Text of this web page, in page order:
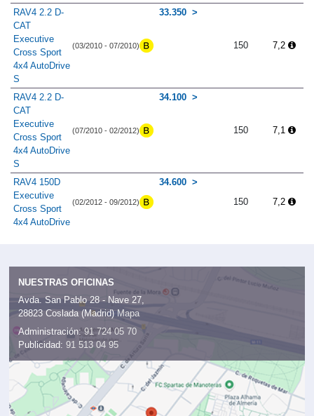
RAV4 2.2 D-
CAT
Executive
Cross Sport
4x4 AutoDrive
S
(03/2010 - 07/2010)
33.350
150 7,2
RAV4 2.2 D-
CAT
Executive
Cross Sport
4x4 AutoDrive
S
(07/2010 - 02/2012)
34.100
150 7,1
RAV4 150D
Executive
Cross Sport
4x4 AutoDrive
(02/2012 - 09/2012)
34.600
150
7,2
NUESTRAS OFICINAS
Avda. San Pablo 28 - Nave 27,
28823 Coslada (Madrid) Mapa
Administración: 91 724 05 70
Publicidad: 91 513 04 95